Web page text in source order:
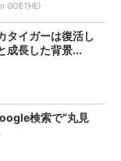
GOETHE)
タイガーは復活し
成長した背景...
検索で“丸見